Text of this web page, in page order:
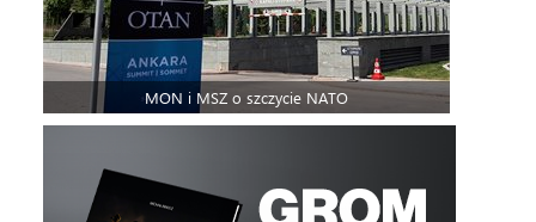
MON i MSZ o szczycie NATO